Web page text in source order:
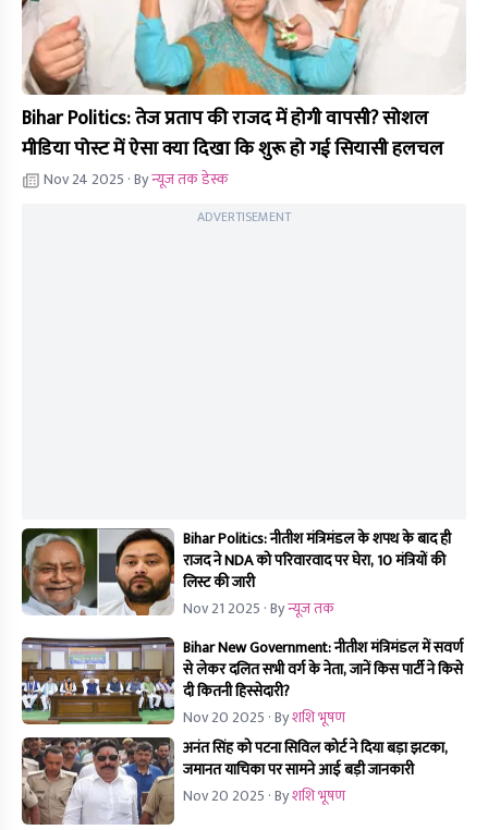
Bihar Politics: तेज प्रताप की राजद में होगी वापसी? सोशल
मीडिया पोस्ट में ऐसा क्या दिखा कि शुरू हो गई सियासी हलचल
Nov 24 2025 · Byन्यूज तक डेस्क
ADVERTISEMENT
Bihar Politics: नीतीश मंत्रिमंडल के शपथ के बाद ही
राजद ने NDA को परिवारवाद पर घेरा, 10 मंत्रियों की
लिस्ट की जारी
Nov 21 2025 · Byन्यूज तक
Bihar New Government: नीतीश मंत्रिमंडल में सवर्ण
से लेकर दलित सभी वर्ग के नेता, जानें किस पार्टी ने किसे
दी कितनी हिस्सेदारी?
Nov 20 2025 · Byशशि भूषण
अनंत सिंह को पटना सिविल कोर्ट ने दिया बड़ा झटका,
जमानत याचिका पर सामने आई बड़ी जानकारी
Nov 20 2025 · Byशशि भूषण